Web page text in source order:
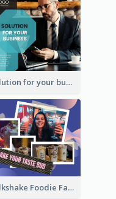
Solution for your business Facebook Post
Milkshake Foodie Facebook Post